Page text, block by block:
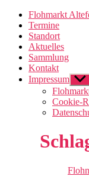
Flohmarkt
Termine
Standort
Aktuelles
Sammlung
Kontakt
Impressum
Cookie-